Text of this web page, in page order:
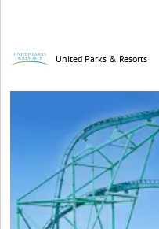
United Parks & Resorts